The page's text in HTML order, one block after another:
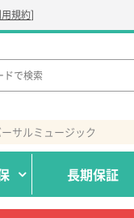
規約]
サルミュージック
長期保証